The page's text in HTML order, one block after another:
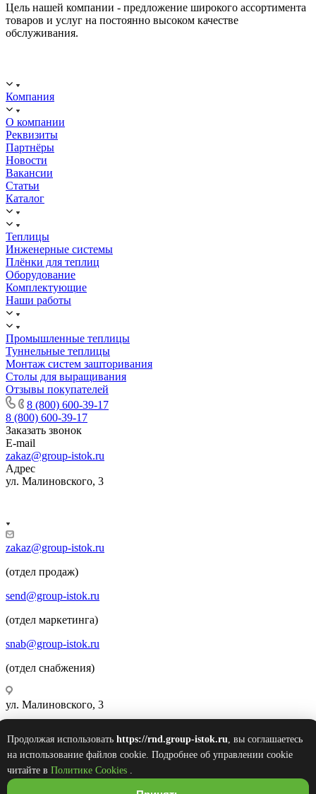
Продолжая использовать https://rnd.group-istok.ru, вы соглашаетесь
на использование файлов cookie. Подробнее об управлении cookie
читайте в Политике Cookies .
Цель нашей компании - предложение широкого ассортимента
товаров и услуг на постоянно высоком качестве
обслуживания.
Компания
О компании
Реквизиты
Партнёры
Новости
Вакансии
Статьи
Каталог
Теплицы
Инженерные системы
Плёнки для теплиц
Оборудование
Комплектующие
Наши работы
Промышленные теплицы
Туннельные теплицы
Монтаж систем зашторивания
Столы для выращивания
Отзывы покупателей
8 (800) 600-39-17
8 (800) 600-39-17
Заказать звонок
E-mail
zakaz@group-istok.ru
Адрес
ул. Малиновского, 3
zakaz@group-istok.ru
(отдел продаж)
send@group-istok.ru
(отдел маркетинга)
snab@group-istok.ru
(отдел снабжения)
ул. Малиновского, 3
© 2026 Инновационные Современные Теплицы
Оборудование Комплектующие (ИСТОК)